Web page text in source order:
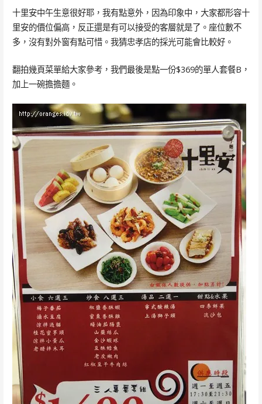
十里安中午生意很好耶，我有點意外，因為印象中，大家都形容十
里安的價位偏高，反正還是有可以接受的客層就是了。座位數不
多，沒有對外窗有點可惜。我猜忠孝店的採光可能會比較好。
翻拍幾頁菜單給大家參考，我們最後是點一份$369的單人套餐B，
加上一碗擔擔麵。